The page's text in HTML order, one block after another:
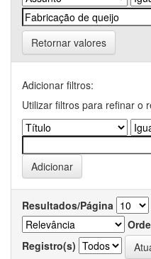
Retornar valores
Adicionar filtros:
Utilizar filtros para refinar o
Resultados/Página
Registro(s)